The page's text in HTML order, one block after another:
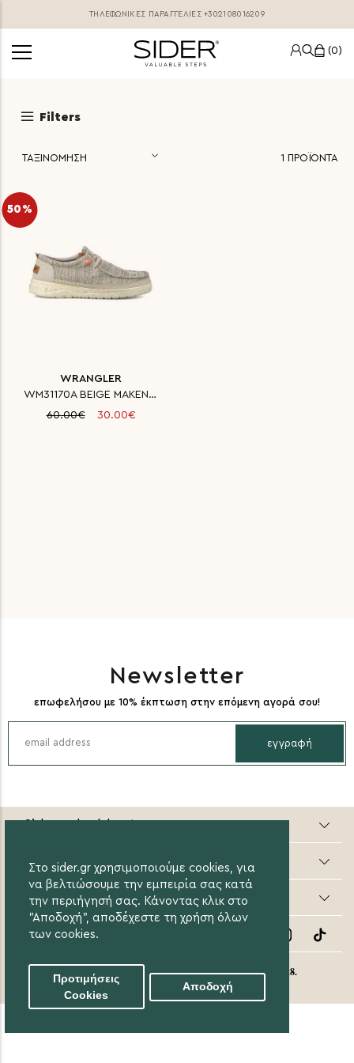
Στο sider.gr χρησιμοποιούμε cookies, για
να βελτιώσουμε την εμπειρία σας κατά
την περιήγησή σας. Κάνοντας κλικ στο
"Αποδοχή", αποδέχεστε τη χρήση όλων
των cookies.
Προτιμήσεις
Cookies
Αποδοχή
ΤΗΛΕΦΩΝΙΚΕΣ ΠΑΡΑΓΓΕΛΊΕΣ+302108016209
0
Filters
1 ΠΡΟΪΟΝΤΑ
50%
WRANGLER
WM31170A BEIGE MAKENA KNIT ΑΝΔ
60.00€
30.00€
Newsletter
επωφελήσου με 10% έκπτωση στην επόμενη αγορά σου!
εγγραφή
Sider valuable steps
Online Αγορές
Οι Αγορές μου
Follow Us
© 2020 Sider.gr All Rights Reserved. Created by eight8.